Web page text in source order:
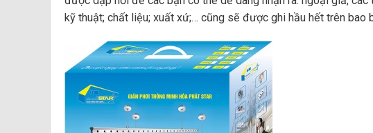
kỹ thuật; chất liệu; xuất xứ;… cũng sẽ được ghi hầu hết trên bao